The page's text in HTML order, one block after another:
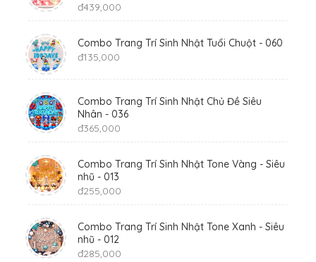
đ439,000
Combo Trang Trí Sinh Nhật Tuổi Chuột - 060
đ135,000
Combo Trang Trí Sinh Nhật Chủ Đề Siêu
Nhân - 036
đ365,000
Combo Trang Trí Sinh Nhật Tone Vàng - Siêu
nhũ - 013
đ255,000
Combo Trang Trí Sinh Nhật Tone Xanh - Siêu
nhũ - 012
đ285,000